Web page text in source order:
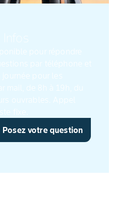
pour répondre
par téléphone et
pour les
de 8h à 19h, du
Appel
fixe.
Posez votre question